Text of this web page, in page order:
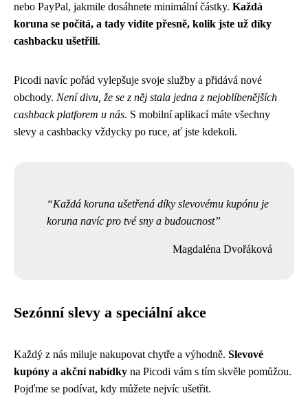
nebo PayPal, jakmile dosáhnete minimální částky. Každá
koruna se počítá, a tady vidíte přesně, kolik jste už díky
cashbacku ušetřili.
Picodi navíc pořád vylepšuje svoje služby a přidává nové
obchody. Není divu, že se z něj stala jedna z nejoblíbenějších
cashback platforem u nás. S mobilní aplikací máte všechny
slevy a cashbacky vždycky po ruce, ať jste kdekoli.
Každá koruna ušetřená díky slevovému kupónu je
koruna navíc pro tvé sny a budoucnost
Magdaléna Dvořáková
Sezónní slevy a speciální akce
Každý z nás miluje nakupovat chytře a výhodně. Slevové
kupóny a akční nabídky na Picodi vám s tím skvěle pomůžou.
Pojďme se podívat, kdy můžete nejvíc ušetřit.